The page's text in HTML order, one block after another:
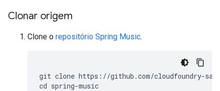
Clonar origem
Clone o repositório Spring Music.
git clone https://github.com/cloudfoundry-
cd spring-music